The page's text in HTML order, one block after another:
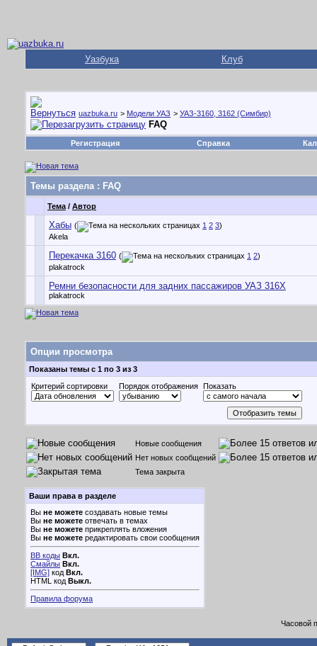
Уазбука Клуб
uazbuka.ru > Модели УАЗ > УАЗ-3160, 3162 (Симбир)
FAQ
Регистрация Справка
Темы раздела: FAQ
Тема / Автор
Хабы ( 1 2 3)
Akela
Перекачка 3160 ( 1 2)
plakatrock
Ремни безопасности для задних пассажиров УАЗ 316Х
plakatrock
Опции просмотра
Показаны темы с 1 по 3 из 3
Критерий сортировки
Порядок отображения Показать
Новые сообщения
Нет новых сообщений
Тема закрыта
Ваши права в разделе
Вы не можете создавать новые темы
Вы не можете отвечать в темах
Вы не можете прикреплять вложения
Вы не можете редактировать свои сообщения
BB коды Вкл.
Смайлы Вкл.
[IMG] код Вкл.
HTML код Выкл.
Правила форума
Часовой